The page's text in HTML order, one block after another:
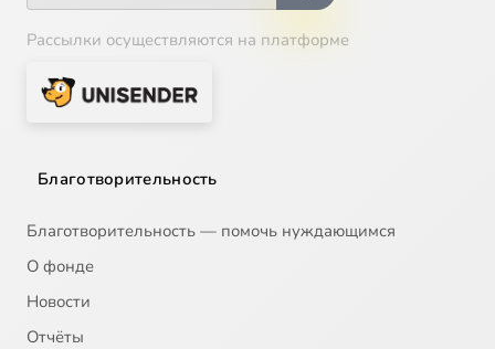
Рассылки осуществляются на платформе
Благотворительность
Благотворительность — помочь нуждающимся
О фонде
Новости
Отчёты